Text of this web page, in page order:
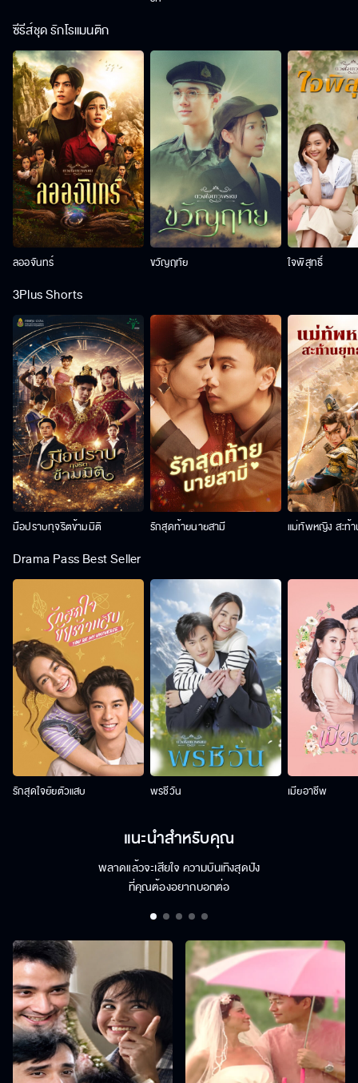
ซีรีส์ชุด รักโรแมนติก
ลออจันทร์ ขวัญฤทัย ใจพิสุทธิ์
3Plus Shorts
มือปราบทุจริตข้ามมิติ รักสุดท้ายนายสามี แม่ทัพหญิง สะท้
Drama Pass Best Seller
รักสุดใจยัยตัวแสบ พรชีวัน เมียอาชีพ
แนะนำสำหรับคุณ
พลาดแล้วจะเสียใจ ความบันเทิงสุดปัง
ที่คุณต้องอยากบอกต่อ